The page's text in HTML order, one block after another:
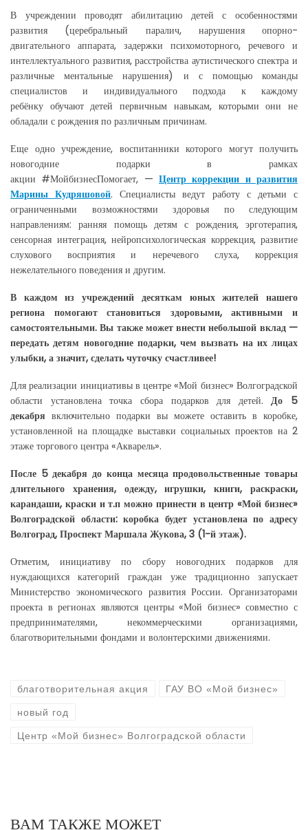
В учреждении проводят абилитацию детей с особенностями
развития (церебральный паралич, нарушения опорно-
двигательного аппарата, задержки психомоторного, речевого и
интеллектуального развития, расстройства аутистического спектра и
различные ментальные нарушения) и с помощью команды
специалистов и индивидуального подхода к каждому
ребёнку обучают детей первичным навыкам, которыми они не
обладали с рождения по различным причинам.
Еще одно учреждение, воспитанники которого могут получить
новогодние подарки в рамках
акции #МойбизнесПомогает, — Центр коррекции и развития
Марины Кудряшовой. Специалисты ведут работу с детьми с
ограниченными возможностями здоровья по следующим
направлениям: ранняя помощь детям с рождения, эрготерапия,
сенсорная интеграция, нейропсихологическая коррекция, развитие
слухового восприятия и неречевого слуха, коррекция
нежелательного поведения и другим.
В каждом из учреждений десяткам юных жителей нашего
региона помогают становиться здоровыми, активными и
самостоятельными. Вы также может внести небольшой вклад —
передать детям новогодние подарки, чем вызвать на их лицах
улыбки, а значит, сделать чуточку счастливее!
Для реализации инициативы в центре «Мой бизнес» Волгоградской
области установлена точка сбора подарков для детей.До 5
декабря включительно подарки вы можете оставить в коробке,
установленной на площадке выставки социальных проектов на 2
этаже торгового центра «Акварель».
После 5 декабря до конца месяца продовольственные товары
длительного хранения, одежду, игрушки, книги, раскраски,
карандаши, краски и т.п можно принести в центр «Мой бизнес»
Волгоградской области: коробка будет установлена по адресу
Волгоград, Проспект Маршала Жукова, 3 (1-й этаж).
Отметим, инициативу по сбору новогодних подарков для
нуждающихся категорий граждан уже традиционно запускает
Министерство экономического развития России. Организаторами
проекта в регионах являются центры «Мой бизнес» совместно с
предпринимателями, некоммерческими организациями,
благотворительными фондами и волонтерскими движениями.
благотворительная акция ГАУ ВО «Мой бизнес»
новый год
Центр «Мой бизнес» Волгоградской области
ВАМ ТАКЖЕ МОЖЕТ